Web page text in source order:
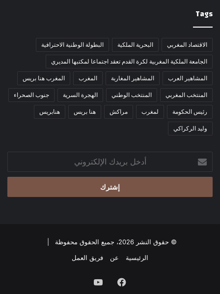
Tags
الاقتصاد المغربي البحرية الملكية البطولة الوطنية الاحترافية
الجامعة الملكية المغربية لكرة القدم تعقد اجتماعا لمكتبها المديري
المشاهير العرب المشاهير المغاربة المغرب المغرب هنا بريس
المنتخب المغربي المنتخب الوطني الهجرة السرية جنوب الصحراء
رئيس الحكومة لمغرب مراكش هنا بريس هنابريس
وليد الركراكي
أدخل
بريدك
الإلكتروني
© حقوق النشر 2026، جميع الحقوق محفوظة |
الرئيسية
عن فريق العمل
فيسبوك